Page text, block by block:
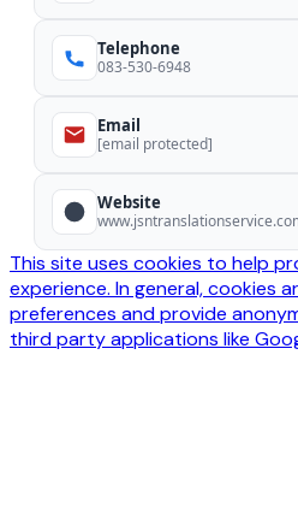
Telephone
083-530-6948
Email
[email protected]
Website
This site uses cookies to help
experience. In general, cookies
preferences and provide
third party applications like